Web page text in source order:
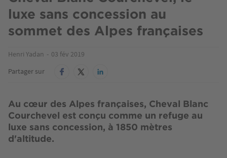
luxe sans concession au
sommet des Alpes françaises
Henri Yadan
03 fév 2019
Partager sur
Au cœur des Alpes françaises, Cheval Blanc
Courchevel est conçu comme un refuge au
luxe sans concession, à 1850 mètres
d'altitude.